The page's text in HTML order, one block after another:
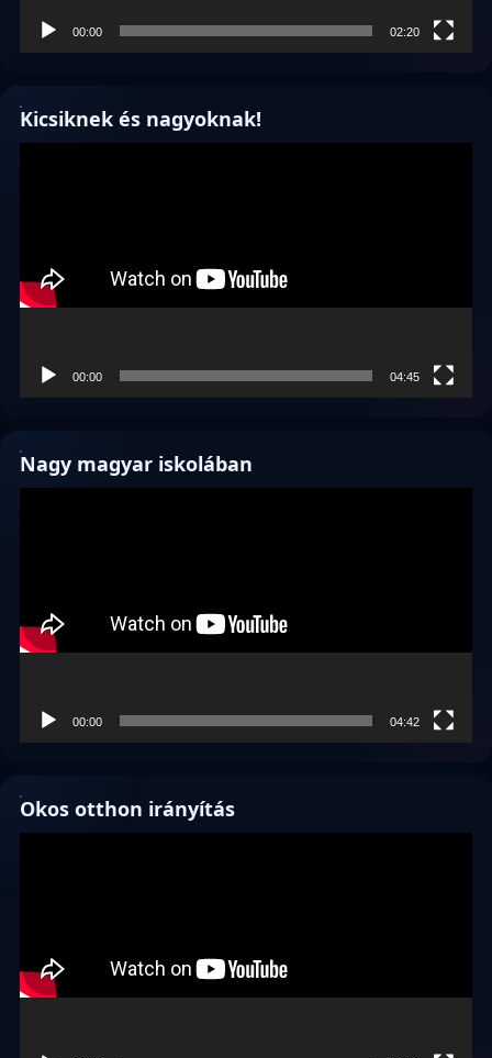
00:00 02:20
Kicsiknek és nagyoknak!
00:00 04:45
Nagy magyar iskolában
00:00 04:42
Okos otthon irányítás